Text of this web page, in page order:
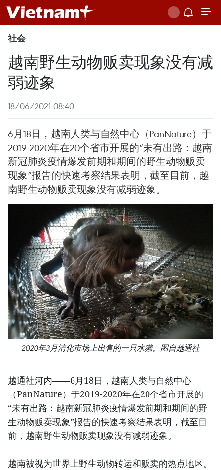
社会
越南野生动物贩卖现象没有减
弱迹象
18/06/2021 08:40
6月18日，越南人类与自然中心（PanNature）于
2019-2020年在20个省市开展的“未有出路：越南
新冠肺炎疫情爆发前期和期间的野生动物贩卖
现象”报告的快速考察结果表明，截至目前，越
南野生动物贩卖现象没有减弱迹象。
2020年3月清化市场上出售的一只水獭。图自越通社
越通社河内——6月18日，越南人类与自然中心
（PanNature）于2019-2020年在20个省市开展的
“未有出路：越南新冠肺炎疫情爆发前期和期间的野
生动物贩卖现象”报告的快速考察结果表明，截至目
前，越南野生动物贩卖现象没有减弱迹象。
越南被视为世界上野生动物转运和贩卖的热点地区。